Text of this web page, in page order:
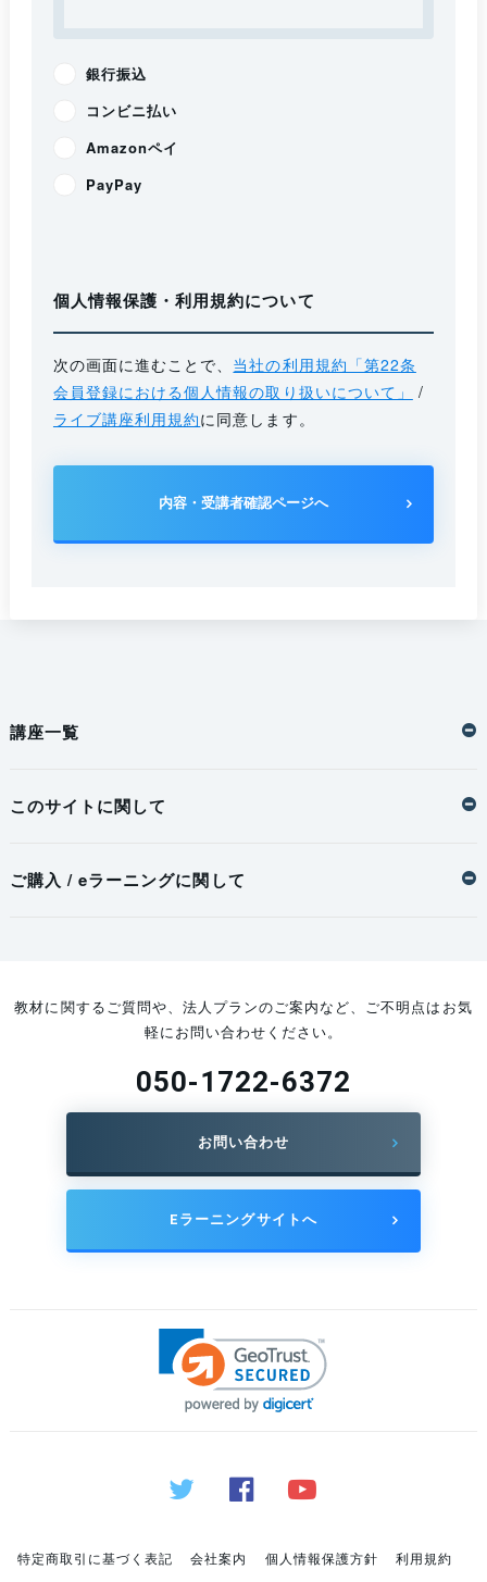
銀行振込
コンビニ払い
Amazonペイ
PayPay
個人情報保護・利用規約について
次の画面に進むことで、 当社の利用規約「第22条
会員登録における個人情報の取り扱いについて」
/
ライブ講座利用規約に同意します。
内容・受講者確認ページへ
講座一覧
このサイトに関して
ご購入 / eラーニングに関して
教材に関するご質問や、法人プランのご案内など、ご不明点はお気
軽にお問い合わせください。
050-1722-6372
お問い合わせ
Eラーニングサイトへ
特定商取引に基づく表記 会社案内 個人情報保護方針 利用規約